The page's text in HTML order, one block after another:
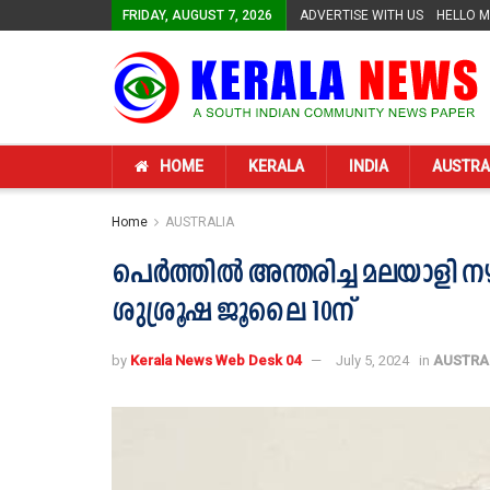
FRIDAY, AUGUST 7, 2026 ADVERTISE WITH US HELLO
HOME KERALA INDIA
Home AUSTRALIA
പെർത്തിൽ അന്തരിച്ച
ശുശ്രൂഷ ജൂലൈ 10ന്
by Kerala News Web Desk 04 July 5, 2024 in